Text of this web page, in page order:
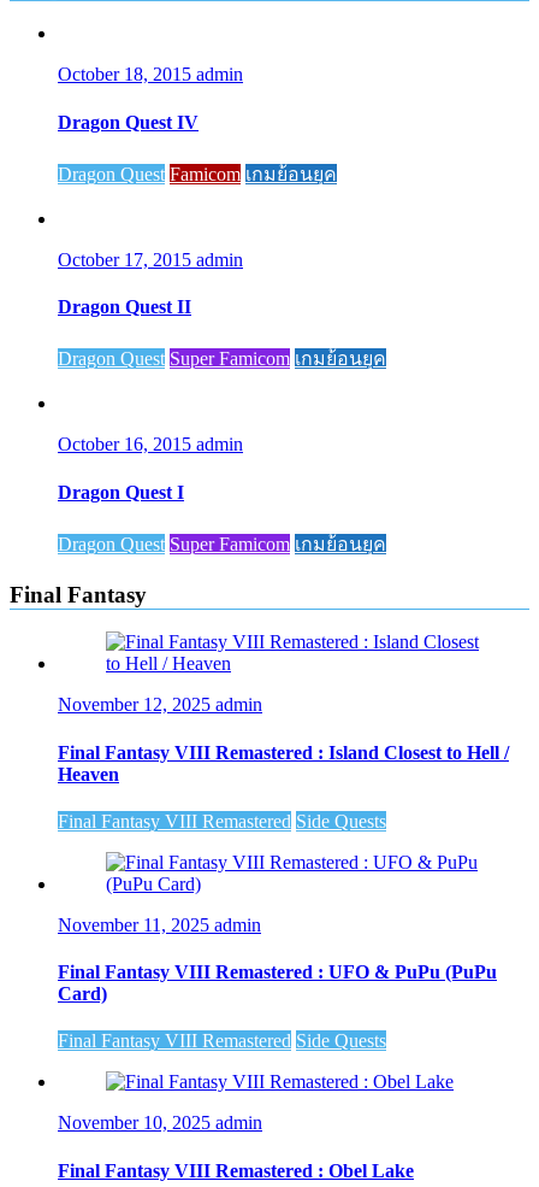
October 18, 2015 admin
Dragon Quest IV
Dragon Quest Famicom เกมย้อนยุค
October 17, 2015 admin
Dragon Quest II
Dragon Quest Super Famicom เกมย้อนยุค
October 16, 2015 admin
Dragon Quest I
Dragon Quest Super Famicom เกมย้อนยุค
Final Fantasy
November 12, 2025 admin
Final Fantasy VIII Remastered : Island Closest to Hell /
Heaven
Final Fantasy VIII Remastered Side Quests
November 11, 2025 admin
Final Fantasy VIII Remastered : UFO & PuPu (PuPu
Card)
Final Fantasy VIII Remastered Side Quests
November 10, 2025 admin
Final Fantasy VIII Remastered : Obel Lake